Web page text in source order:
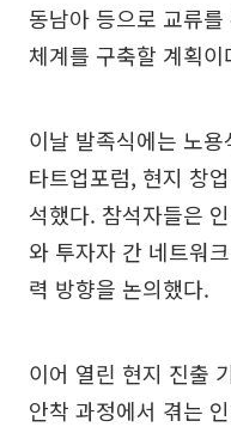
동남아 등으로 교류
체계를 구축할 계획이
이날 발족식에는 노
타트업포럼, 현지 창
석했다. 참석자들은
와 투자자 간 네트워
력 방향을 논의했다.
이어 열린 현지 진출
안착 과정에서 겪는